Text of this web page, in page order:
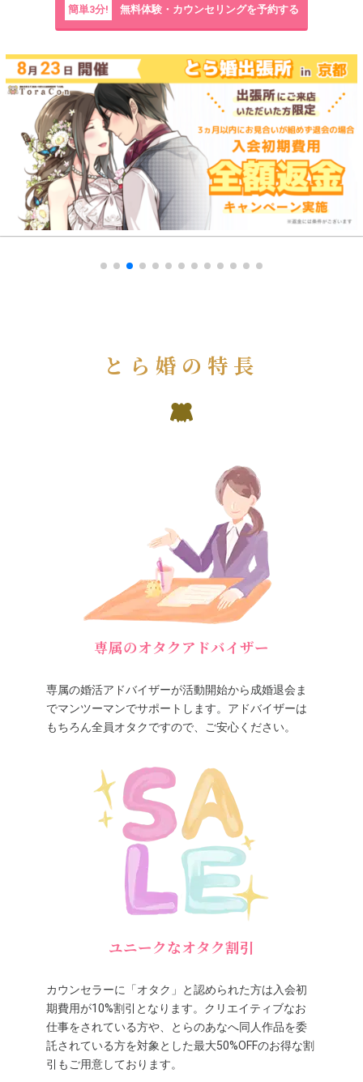
簡単3分! 無料体験・カウンセリングを予約する
とら婚の特長
専属のオタクアドバイザー
専属の婚活アドバイザーが活動開始から成婚退会ま
でマンツーマンでサポートします。アドバイザーは
もちろん全員オタクですので、ご安心ください。
ユニークなオタク割引
カウンセラーに「オタク」と認められた方は入会初
期費用が10%割引となります。クリエイティブなお
仕事をされている方や、とらのあなへ同人作品を委
託されている方を対象とした最大50%OFFのお得な割
引もご用意しております。